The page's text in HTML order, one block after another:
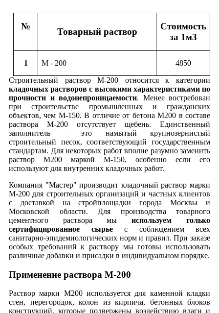
№
Товарный раствор
Стоимость
за 1м3
1 М - 200 4850
Строительный раствор М-200 относится к категории
кладочных растворов с высокими характеристиками по
прочности и водонепроницаемости. Менее востребован
при строительстве промышленных и гражданских
объектов, чем М-150. В отличие от бетона М200 в составе
раствора М-200 отсутствует щебень. Единственный
заполнитель – это намытый крупнозернистый
строительный песок, соответствующий государственным
стандартам. Для некоторых работ вполне разумно заменить
раствор М200 маркой М-150, особенно если его
используют для внутренних кладочных работ.
Компания "Мастер" производит кладочный раствор марки
М-200 для строительных организаций и частных клиентов
с доставкой на стройплощадки города Москвы и
Московской области. Для производства товарного
цементного раствора мы используем только
сертифицированное сырьес соблюдением всех
санитарно-эпидемиологических норм и правил. При заказе
особых требований к раствору мы готовы использовать
различные добавки и присадки в индивидуальном порядке.
Применение раствора М-200
Раствор марки М200 используется для каменной кладки
стен, перегородок, колон из кирпича, бетонных блоков
конструкций, которые подвержены воздействию влаги и